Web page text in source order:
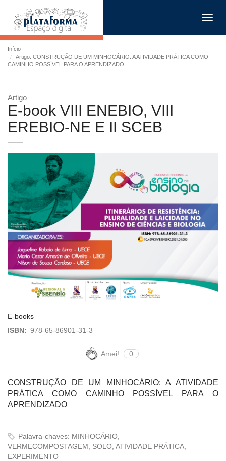
Início
Artigo: CONSTRUÇÃO DE UM MINHOCÁRIO: A ATIVIDADE PRÁTICA COMO
CAMINHO POSSÍVEL PARA O APRENDIZADO
Artigo
E-book VIII ENEBIO, VIII
EREBIO-NE E II SCEB
E-books
ISBN: 978-65-86901-31-3
Amei! 0
CONSTRUÇÃO DE UM MINHOCÁRIO: A ATIVIDADE
PRÁTICA COMO CAMINHO POSSÍVEL PARA O
APRENDIZADO
Palavra-chaves: MINHOCÁRIO,
VERMECOMPOSTAGEM, SOLO, ATIVIDADE PRÁTICA,
EXPERIMENTO